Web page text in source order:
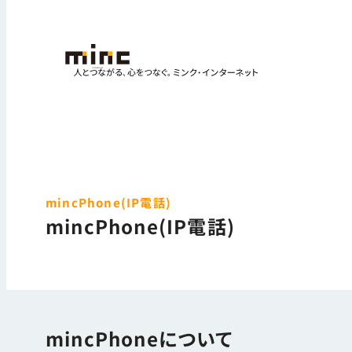
mincPhone(IP電話)
mincPhone(IP電話)
mincPhoneについて